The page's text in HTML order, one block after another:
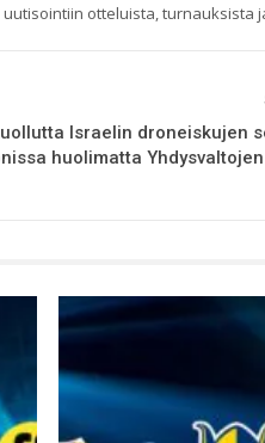
otteluista, turnauksista
Israelin droneiskujen
huolimatta